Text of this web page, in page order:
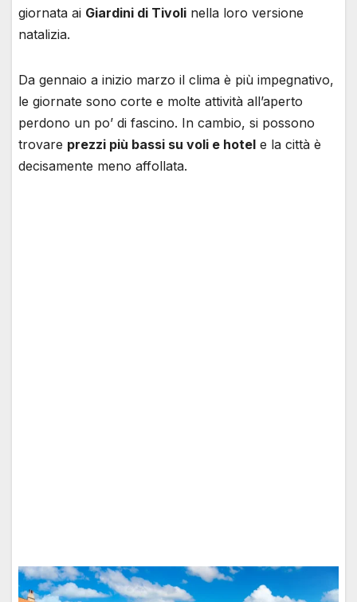
giornata ai Giardini di Tivoli nella loro versione
natalizia.
Da gennaio a inizio marzo il clima è più impegnativo,
le giornate sono corte e molte attività all’aperto
perdono un po’ di fascino. In cambio, si possono
trovare prezzi più bassi su voli e hotel e la città è
decisamente meno affollata.